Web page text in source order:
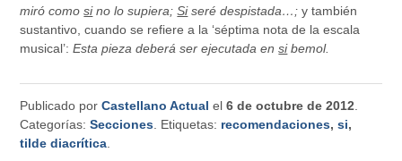
miró comosino lo supiera;Siseré despistada…; y también
sustantivo, cuando se refiere a la ‘séptima nota de la escala
musical’:Esta pieza deberá ser ejecutada ensibemol.
Publicado porCastellano Actual el6 de octubre de 2012
Categorías:Secciones . Etiquetas: recomendaciones,si,
tilde diacrítica